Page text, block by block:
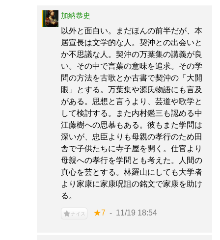
加納恭史
以外と面白い。まだほんの前半だが、本
居宣長は文学的な人。契沖との出会いと
か不思議な人。契沖の万葉集の講義が良
い。その中で言葉の意味を追求。その学
問の方法を古歌とか古書で契沖の「大開
眼」とする。万葉集や源氏物語にも言及
がある。思想と言うより、芸道や歌学と
して検討する。また内村鑑三も認める中
江藤樹への思慕もある。彼もまた学問は
深いが、忠臣よりも母親の孝行のため田
舎で子供たちに寺子屋を開く。仕官より
母親への孝行を学問とも考えた。人間の
真心を芸とする。林羅山にしても大学者
より家康に家康呪詛の銘文で家康を助け
る。
ナイス ★7 11/19 18:54